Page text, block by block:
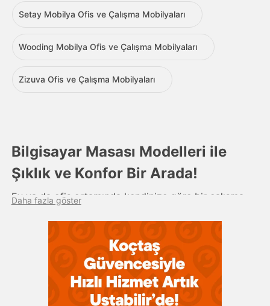
Bilgisayar Masası Modelleri ile
Şıklık ve Konfor Bir Arada!
Ev ya da ofis ortamında kendinize göre bir çalışma
çalışıyorsanız bu rahatlığı yaşam alanınıza da
taşımanız gerekir. Yaşam alanlarınızda bulunan koltuk,
çalışma masası ya da farklı tasarımlarla evinizi dekore
ederek istediğiniz konfor seviyesini yakalayabilirsiniz.
Bilgisayar ve çalışma masası seçimi hem konforunuz
Daha fazla göster
Setay Mobilya Ofis ve Çalışma Mobilyaları
Wooding Mobilya Ofis ve Çalışma Mobilyaları
Zizuva Ofis ve Çalışma Mobilyaları